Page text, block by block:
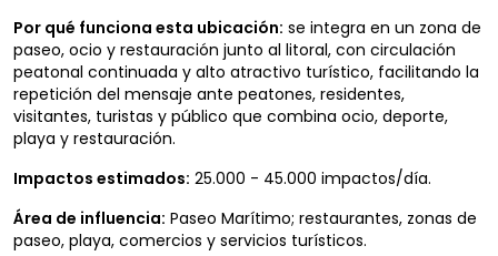
Por qué funciona esta ubicación: se integra en un zona de
paseo, ocio y restauración junto al litoral, con circulación
peatonal continuada y alto atractivo turístico, facilitando la
repetición del mensaje ante peatones, residentes,
visitantes, turistas y público que combina ocio, deporte,
playa y restauración.
Impactos estimados: 25.000 - 45.000 impactos/día.
Área de influencia: Paseo Marítimo; restaurantes, zonas de
paseo, playa, comercios y servicios turísticos.